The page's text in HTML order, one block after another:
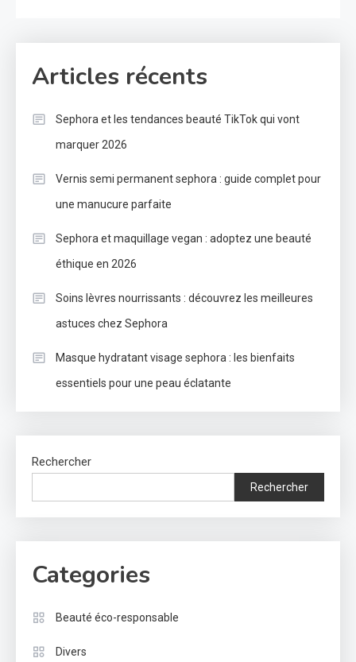
Articles récents
Sephora et les tendances beauté TikTok qui vont
marquer 2026
Vernis semi permanent sephora : guide complet pour
une manucure parfaite
Sephora et maquillage vegan : adoptez une beauté
éthique en 2026
Soins lèvres nourrissants : découvrez les meilleures
astuces chez Sephora
Masque hydratant visage sephora : les bienfaits
essentiels pour une peau éclatante
Rechercher
Rechercher
Categories
Beauté éco-responsable
Divers